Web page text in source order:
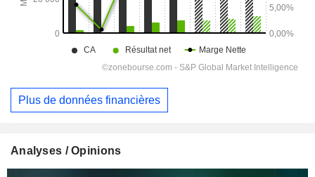
Plus de données financières
Analyses / Opinions